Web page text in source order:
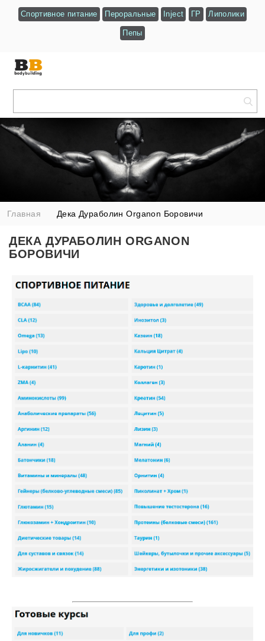
Спортивное питание Пероральные Inject ГР Липолики
Пепы
Главная Дека Дураболин Organon Боровичи
ДЕКА ДУРАБОЛИН ORGANON
БОРОВИЧИ